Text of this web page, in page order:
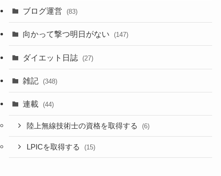
ブログ運営 (83)
向かって撃つ明日がない (147)
ダイエット日誌 (27)
雑記 (348)
連載 (44)
陸上無線技術士の資格を取得する (6)
LPICを取得する (15)